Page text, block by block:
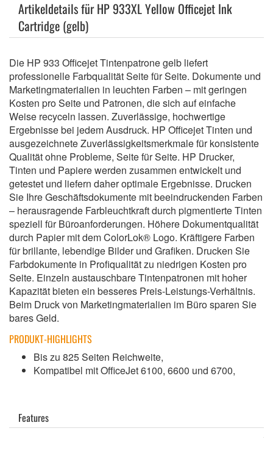
Artikeldetails für HP 933XL Yellow Officejet Ink
Cartridge (gelb)
Die HP 933 Officejet Tintenpatrone gelb liefert
professionelle Farbqualität Seite für Seite. Dokumente und
Marketingmaterialien in leuchten Farben – mit geringen
Kosten pro Seite und Patronen, die sich auf einfache
Weise recyceln lassen. Zuverlässige, hochwertige
Ergebnisse bei jedem Ausdruck. HP Officejet Tinten und
ausgezeichnete Zuverlässigkeitsmerkmale für konsistente
Qualität ohne Probleme, Seite für Seite. HP Drucker,
Tinten und Papiere werden zusammen entwickelt und
getestet und liefern daher optimale Ergebnisse. Drucken
Sie Ihre Geschäftsdokumente mit beeindruckenden Farben
– herausragende Farbleuchtkraft durch pigmentierte Tinten
speziell für Büroanforderungen. Höhere Dokumentqualität
durch Papier mit dem ColorLok® Logo. Kräftigere Farben
für brillante, lebendige Bilder und Grafiken. Drucken Sie
Farbdokumente in Profiqualität zu niedrigen Kosten pro
Seite. Einzeln austauschbare Tintenpatronen mit hoher
Kapazität bieten ein besseres Preis-Leistungs-Verhältnis.
Beim Druck von Marketingmaterialien im Büro sparen Sie
bares Geld.
PRODUKT-HIGHLIGHTS
Bis zu 825 Seiten Reichweite,
Kompatibel mit OfficeJet 6100, 6600 und 6700,
Features